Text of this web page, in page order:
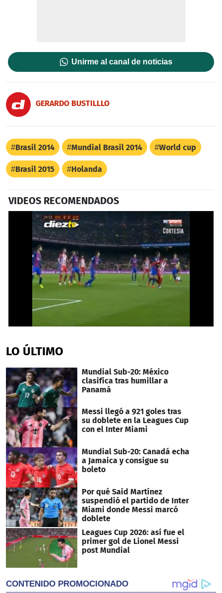
Unirme al canal de noticias
GERARDO BUSTILLLO
Brasil 2014 Mundial Brasil 2014 World cup
Brasil 2015 Holanda
VIDEOS RECOMENDADOS
of
2
52
seconds
LO ÚLTIMO
Mundial Sub-20: México
clasifica tras humillar a
Panamá
Messi llegó a 921 goles tras
su doblete en la Leagues Cup
con el Inter Miami
Mundial Sub-20: Canadá echa
a Jamaica y consigue su
boleto
Por qué Said Martínez
suspendió el partido de Inter
Miami donde Messi marcó
doblete
Leagues Cup 2026: así fue el
primer gol de Lionel Messi
post Mundial